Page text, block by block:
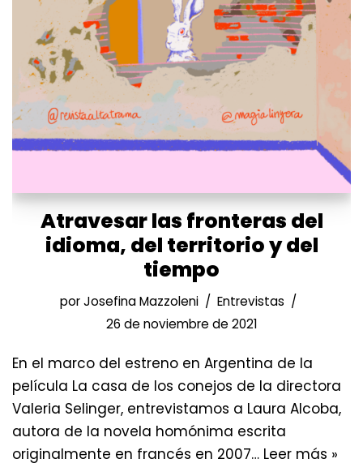
Atravesar las fronteras del
idioma, del territorio y del
tiempo
porJosefina Mazzoleni
Entrevistas
26 de noviembre de 2021
En el marco del estreno en Argentina de la
película La casa de los conejos de la directora
Valeria Selinger, entrevistamos a Laura Alcoba,
autora de la novela homónima escrita
originalmente en francés en 2007… Leer más »